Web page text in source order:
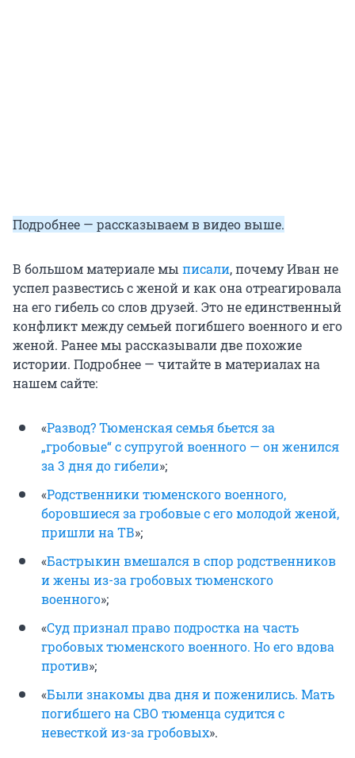
Подробнее — рассказываем в видео выше.
В большом материале мы писали, почему Иван не
успел развестись с женой и как она отреагировала
на его гибель со слов друзей. Это не единственный
конфликт между семьей погибшего военного и его
женой. Ранее мы рассказывали две похожие
истории. Подробнее — читайте в материалах на
нашем сайте:
«Развод? Тюменская семья бьется за
„гробовые“ с супругой военного — он женился
за 3 дня до гибели»;
«Родственники тюменского военного,
боровшиеся за гробовые с его молодой женой,
пришли на ТВ»;
«Бастрыкин вмешался в спор родственников
и жены из-за гробовых тюменского
военного»;
«Суд признал право подростка на часть
гробовых тюменского военного. Но его вдова
против»;
«Были знакомы два дня и поженились. Мать
погибшего на СВО тюменца судится с
невесткой из-за гробовых».